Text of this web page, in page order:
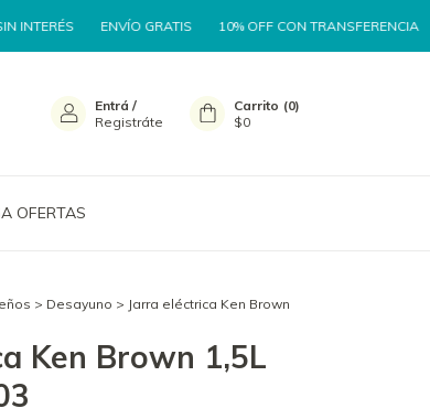
ENVÍO GRATIS 10% OFF CON TRANSFERENCIA 3
Entrá /
Registráte
Carrito (0)
$0
OFERTAS
> Desayuno > Jarra eléctrica Ken Brown
Ken Brown 1,5L